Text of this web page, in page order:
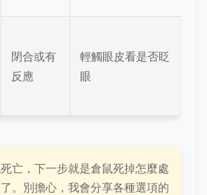
閉合或有
反應
輕觸眼皮看是否眨
眼
亡，下一步就是倉鼠死掉怎麼處
。別擔心，我會分享各種選項的